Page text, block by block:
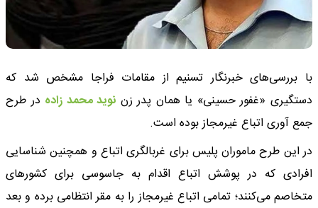
با بررسی‌های خبرنگار تسنیم از مقامات فراجا مشخص شد که
دستگیری «غفور حسینی» یا همان پدر زن نوید محمد زاده در طرح
جمع آوری اتباع غیرمجاز بوده است.
در این طرح ماموران پلیس برای غربالگری اتباع و همچنین شناسایی
افرادی که در پوشش اتباع اقدام به جاسوسی برای کشورهای
متخاصم می‌کنند؛ تمامی اتباع غیرمجاز را به مقر انتظامی برده و بعد